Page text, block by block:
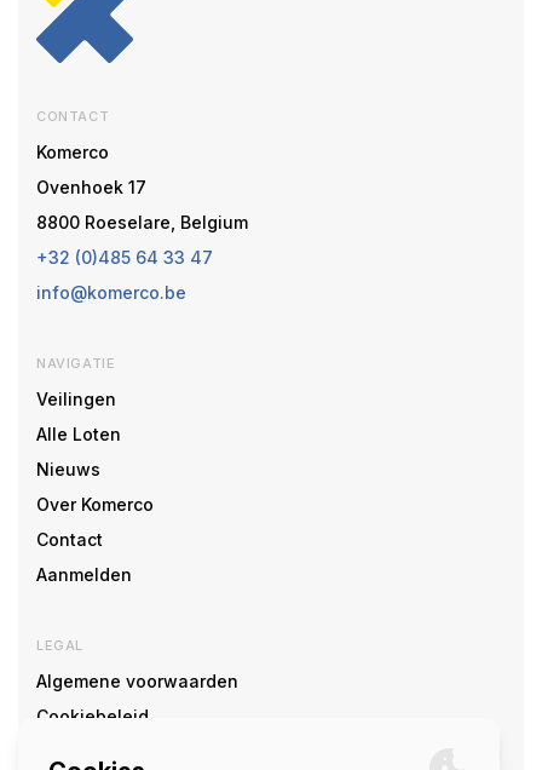
CONTACT
Komerco
Ovenhoek 17
8800 Roeselare, Belgium
+32 (0)485 64 33 47
info@komerco.be
NAVIGATIE
Veilingen
Alle Loten
Nieuws
Over Komerco
Contact
Aanmelden
LEGAL
Algemene voorwaarden
Cookiebeleid